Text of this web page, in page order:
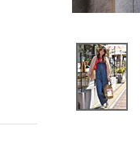
その他雑貨